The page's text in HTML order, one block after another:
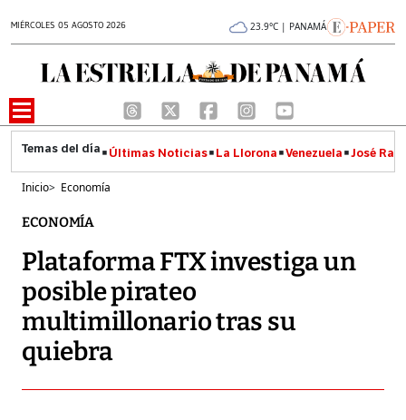
MIÉRCOLES 05 AGOSTO 2026 23.9°C | PANAMÁ
Últimas Noticias La Llorona Venezuela José
Inicio> Economía
ECONOMÍA
Plataforma FTX investiga un
posible pirateo
multimillonario tras su
quiebra